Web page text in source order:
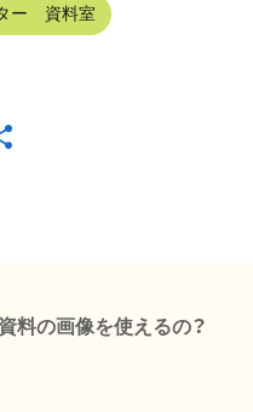
ー 資料室
料の画像を使えるの？